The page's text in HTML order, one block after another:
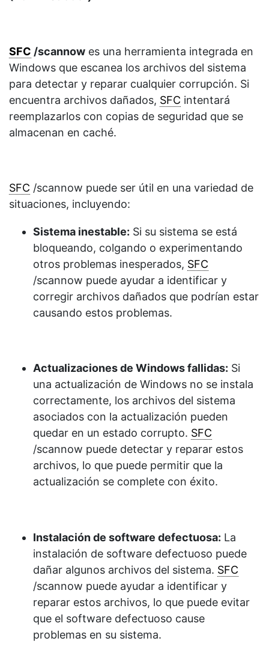
SFC /scannow es una herramienta integrada en
Windows que escanea los archivos del sistema
para detectar y reparar cualquier corrupción. Si
encuentra archivos dañados, SFC intentará
reemplazarlos con copias de seguridad que se
almacenan en caché.
SFC /scannow puede ser útil en una variedad de
situaciones, incluyendo:
Sistema inestable: Si su sistema se está
bloqueando, colgando o experimentando
otros problemas inesperados, SFC
/scannow puede ayudar a identificar y
corregir archivos dañados que podrían estar
causando estos problemas.
Actualizaciones de Windows fallidas: Si
una actualización de Windows no se instala
correctamente, los archivos del sistema
asociados con la actualización pueden
quedar en un estado corrupto. SFC
/scannow puede detectar y reparar estos
archivos, lo que puede permitir que la
actualización se complete con éxito.
Instalación de software defectuosa: La
instalación de software defectuoso puede
dañar algunos archivos del sistema. SFC
/scannow puede ayudar a identificar y
reparar estos archivos, lo que puede evitar
que el software defectuoso cause
problemas en su sistema.